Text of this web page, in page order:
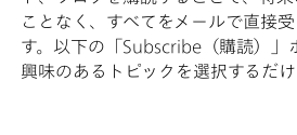
ことなく、すべてをメールで直接
す。以下の「Subscribe（購読）」
興味のあるトピックを選択するだけ